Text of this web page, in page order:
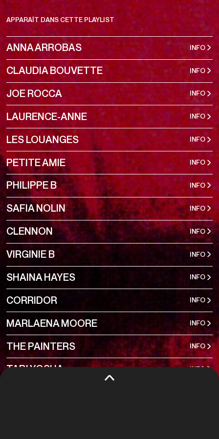
APPARAÎT DANS CETTE PLAYLIST
ANNA ARROBAS INFO
CLAUDIA BOUVETTE INFO
JOE ROCCA INFO
LAURENCE-ANNE INFO
LES LOUANGES INFO
PETITE AMIE INFO
PHILIPPE B INFO
SAFIA NOLIN INFO
CLENNON INFO
VIRGINIE B INFO
SHAINA HAYES INFO
CORRIDOR INFO
MARLAENA MOORE INFO
THE PAINTERS INFO
TÄBÏ YÖSHA INFO